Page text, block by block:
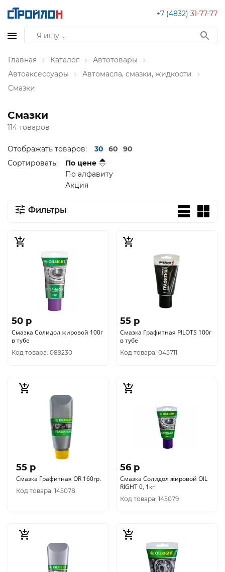
+7 (4832) 31-77-77
Главная Каталог
Автотовары
Автоаксессуары
Автомасла, смазки, жидкости
Смазки
Смазки
114 товаров
Отображать товаров: 30 60
90
Сортировать:
По цене
По алфавиту
Акция
Фильтры
50 p
Смазка Солидол жировой 100г
в тубе
Код товара: 089230
55 p
Смазка Графитная PILOTS 100г
в тубе
Код товара: 045711
55 p
Смазка Графитная OR 160гр.
Код товара: 145078
56 p
Смазка Солидол жировой OIL
RIGHT 0, 1кг
Код товара: 145079